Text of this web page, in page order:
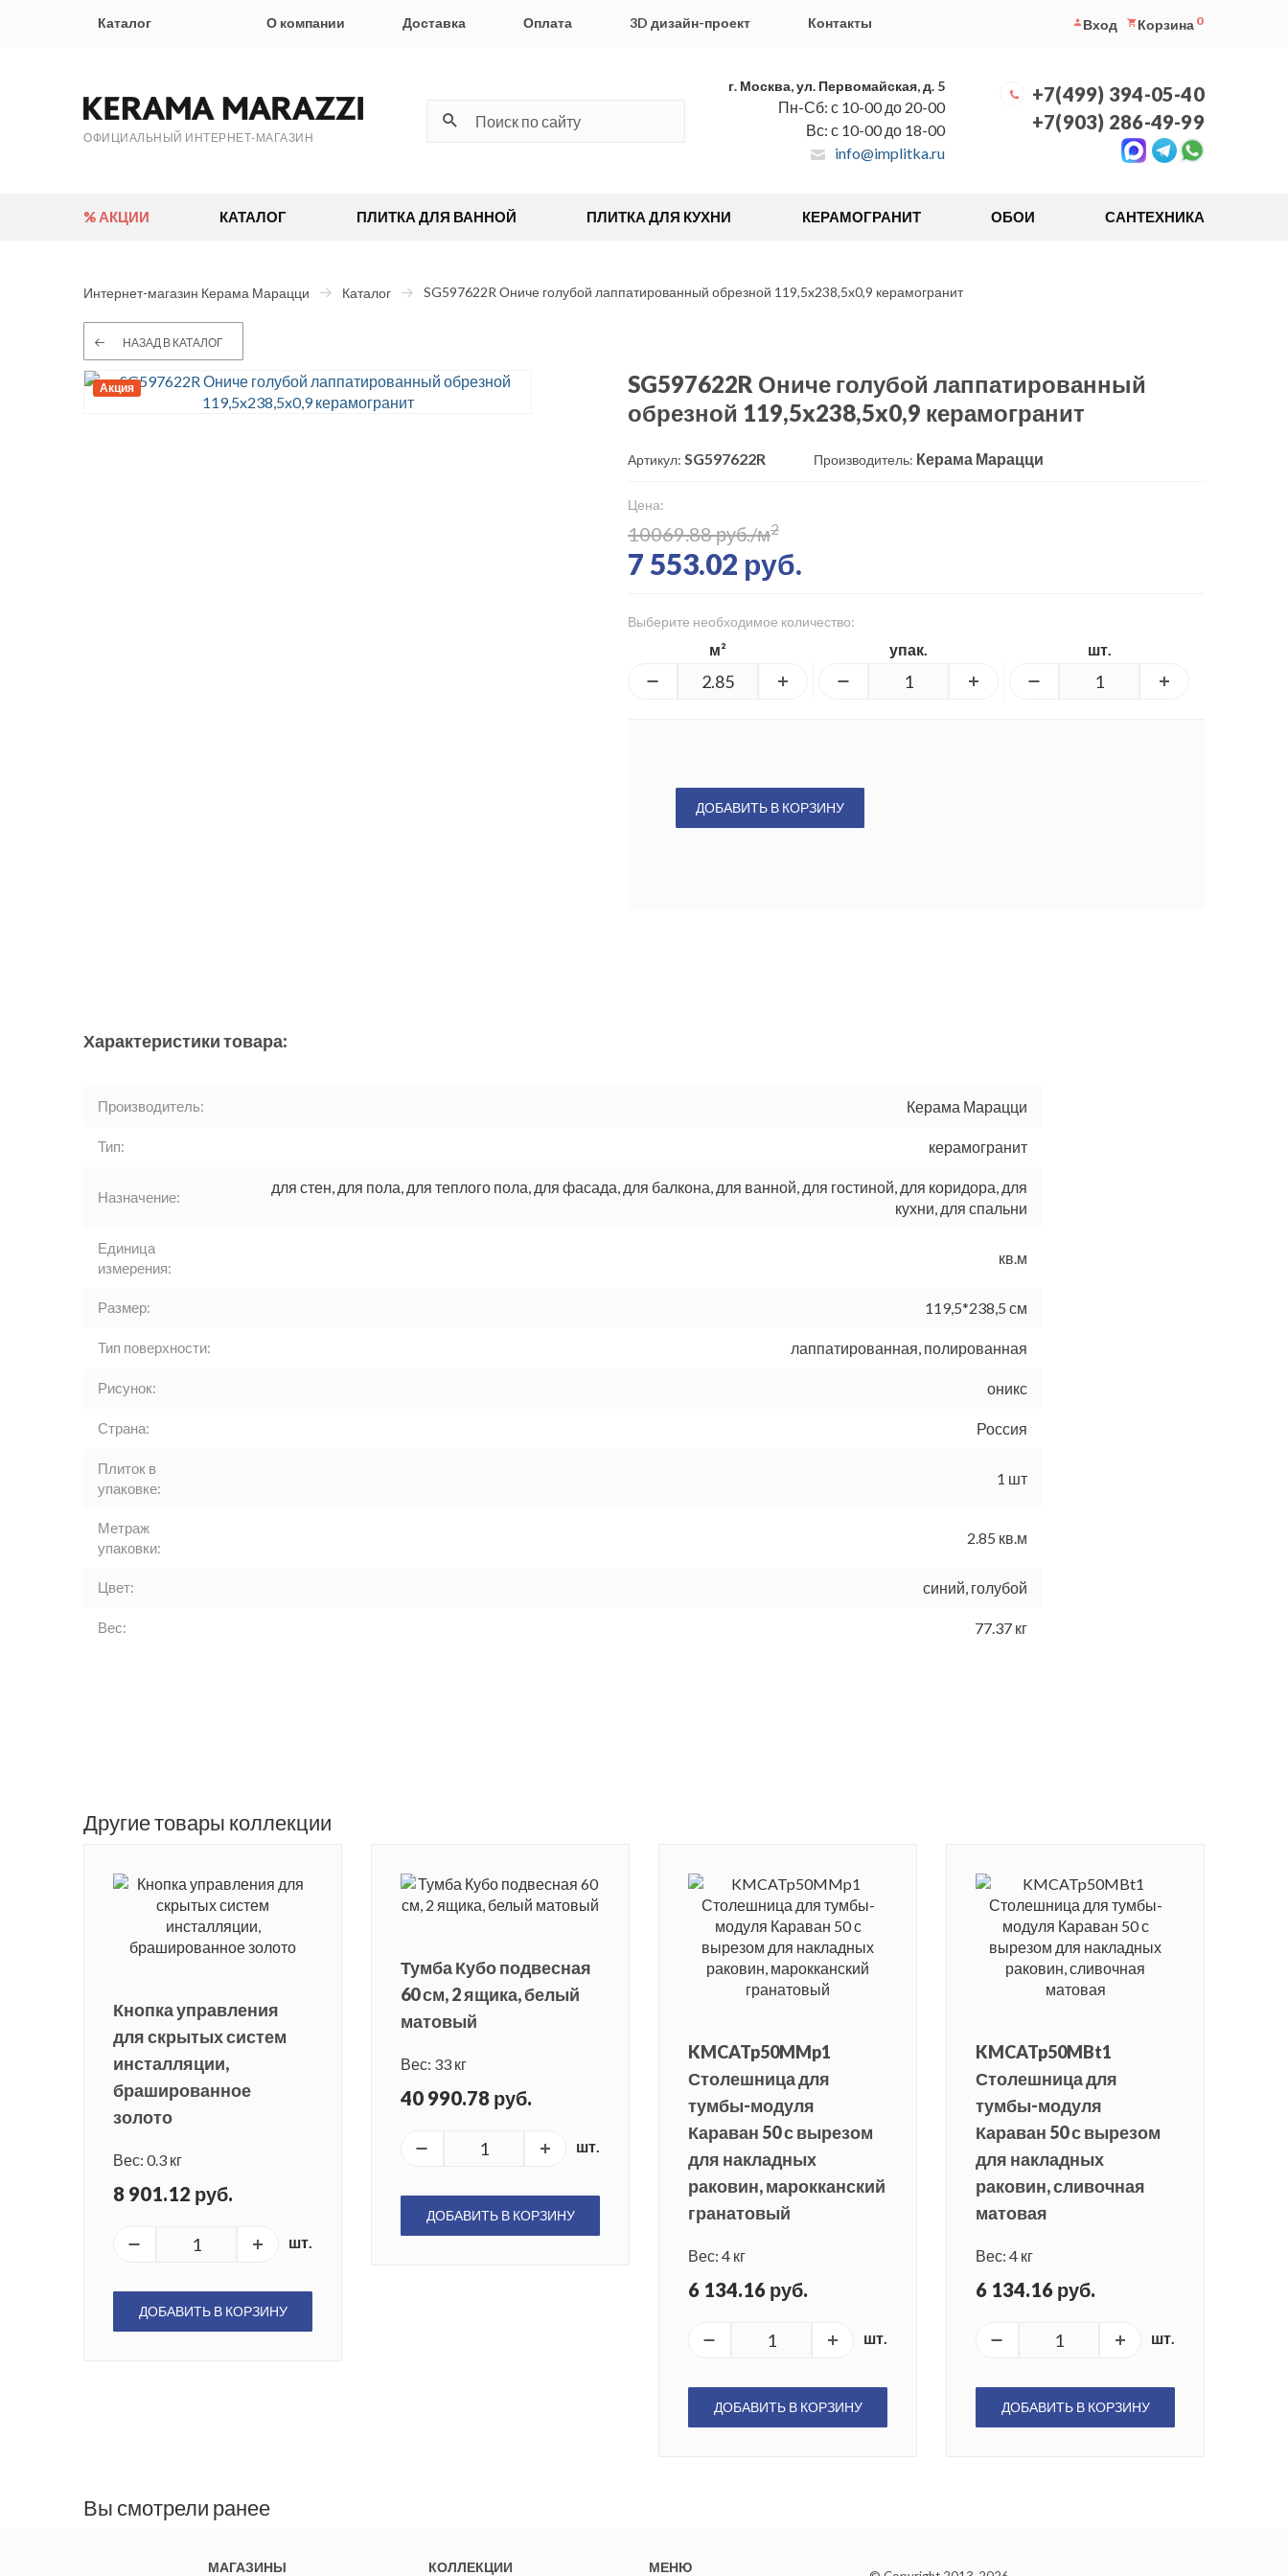
Каталог О компании Доставка Оплата 3D дизайн-проект Контакты Вход Корзина 0
ОФИЦИАЛЬНЫЙ ИНТЕРНЕТ-МАГАЗИН
г. Москва, ул. Первомайская, д. 5
Пн-Сб: с 10-00 до 20-00
Вс: с 10-00 до 18-00
info@implitka.ru
+7(499) 394-05-40
+7(903) 286-49-99
% АКЦИИ КАТАЛОГ ПЛИТКА ДЛЯ ВАННОЙ ПЛИТКА ДЛЯ КУХНИ КЕРАМОГРАНИТ ОБОИ САНТЕХНИКА
Интернет-магазин Керама Марацци Каталог SG597622R Ониче голубой лаппатированный обрезной 119,5x238,5x0,9 керамогранит
НАЗАД В КАТАЛОГ
Акция
SG597622R Ониче голубой лаппатированный
обрезной 119,5x238,5x0,9 керамогранит
Артикул: SG597622R Производитель: Керама Марацци
Цена:
10069.88 руб./м2
7 553.02 руб.
Выберите необходимое количество:
м² упак. шт.
ДОБАВИТЬ В КОРЗИНУ
Характеристики товара:
Производитель: Керама Марацци
Тип: керамогранит
Назначение:
для стен, для пола, для теплого пола, для фасада, для балкона, для ванной, для гостиной, для коридора, для
кухни, для спальни
Единица
измерения:
кв.м
Размер: 119,5*238,5 см
Тип поверхности: лаппатированная, полированная
Рисунок: оникс
Страна: Россия
Плиток в
упаковке:
1 шт
Метраж
упаковки:
2.85 кв.м
Цвет: синий, голубой
Вес: 77.37 кг
Другие товары коллекции
Кнопка управления
для скрытых систем
инсталляции,
брашированное
золото
Вес: 0.3 кг
8 901.12 руб.
шт.
ДОБАВИТЬ В КОРЗИНУ
Тумба Кубо подвесная
60 см, 2 ящика, белый
матовый
Вес: 33 кг
40 990.78 руб.
шт.
ДОБАВИТЬ В КОРЗИНУ
KMCATp50MMp1
Столешница для
тумбы-модуля
Караван 50 с вырезом
для накладных
раковин, марокканский
гранатовый
Вес: 4 кг
6 134.16 руб.
шт.
ДОБАВИТЬ В КОРЗИНУ
KMCATp50MBt1
Столешница для
тумбы-модуля
Караван 50 с вырезом
для накладных
раковин, сливочная
матовая
Вес: 4 кг
6 134.16 руб.
шт.
ДОБАВИТЬ В КОРЗИНУ
Вы смотрели ранее
МАГАЗИНЫ КОЛЛЕКЦИИ МЕНЮ